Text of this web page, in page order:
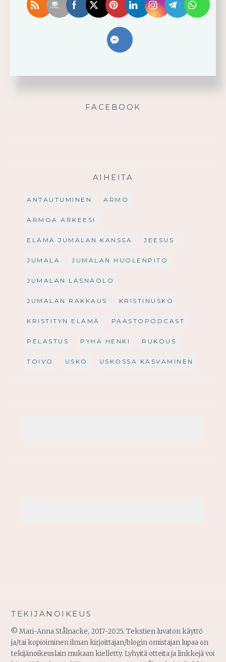
Älä yritä omin voimin
FACEBOOK
AIHEITA
ANTAUTUMINEN ARMO
ARMOA ARKEESI
ELÄMÄ JUMALAN KANSSA JEESUS
JUMALA JUMALAN HUOLENPITO
JUMALAN LÄSNÄOLO
JUMALAN RAKKAUS KRISTINUSKO
KRISTITYN ELÄMÄ PAASTOPODCAST
PELASTUS PYHÄ HENKI RUKOUS
TOIVO USKO USKOSSA KASVAMINEN
TEKIJÄNOIKEUS
© Mari-Anna Stålnacke, 2017-2025. Tekstien luvaton käyttö
ja/tai kopioiminen ilman kirjoittajan/blogin omistajan lupaa on
tekijänoikeuslain mukaan kielletty. Lyhyitä otteita ja linkkejä voi